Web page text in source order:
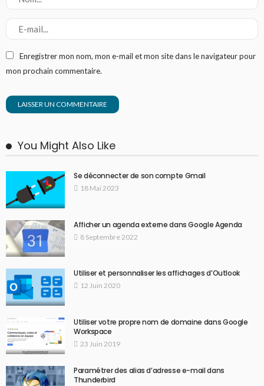
Enregistrer mon nom, mon e-mail et mon site dans le navigateur pour
mon prochain commentaire.
You Might Also Like
Se déconnecter de son compte Gmail
18 Mai 2023
Afficher un agenda externe dans Google Agenda
8 Septembre 2022
Utiliser et personnaliser les affichages d’Outlook
12 Juin 2020
Utiliser votre propre nom de domaine dans Google
Workspace
23 Juin 2019
Paramétrer des alias d’adresse e-mail dans
Thunderbird